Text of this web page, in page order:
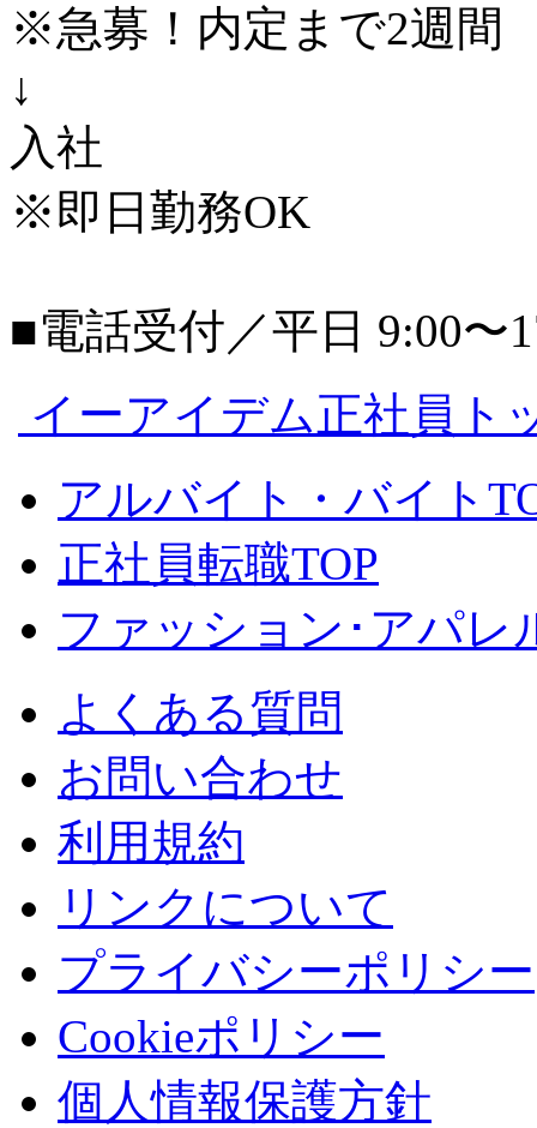
※急募！内定まで2週間
↓
入社
※即日勤務OK
■電話受付／平日 9:00〜
イーアイデム正社員ト
アルバイト・バイト
正社員転職TOP
ファッション･アパレ
よくある質問
お問い合わせ
利用規約
リンクについて
プライバシーポリシー
Cookieポリシー
個人情報保護方針